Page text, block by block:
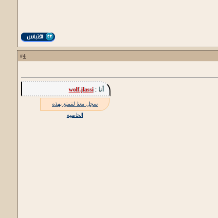
4
أنا :wolf.jlassi
سجل معنا لتتمتع بهذه
الخاصية